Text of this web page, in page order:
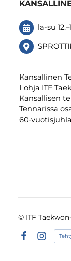
la-su 12.–
Kansallinen
Lohja ITF
Kansallisen
Tennarissa
© ITF